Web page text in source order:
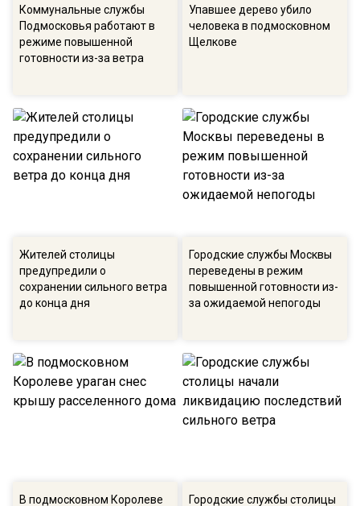
Коммунальные службы
Подмосковья работают в
режиме повышенной
готовности из-за ветра
Упавшее дерево убило
человека в подмосковном
Щелкове
Жителей столицы
предупредили о
сохранении сильного ветра
до конца дня
Городские службы Москвы
переведены в режим
повышенной готовности из-
за ожидаемой непогоды
В подмосковном Королеве
Городские службы столицы